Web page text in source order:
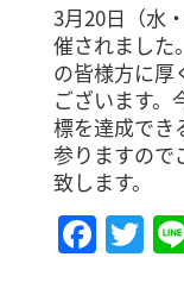
3月20日（水
催されました
の皆様方に厚
ございます。
標を達成でき
参りますので
致します。